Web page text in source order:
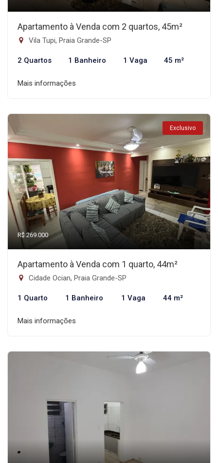
Apartamento à Venda com 2 quartos, 45m²
Vila Tupi, Praia Grande-SP
2 Quartos 1 Banheiro 1 Vaga 45 m²
Mais informações
Exclusivo
R$ 269.000
Apartamento à Venda com 1 quarto, 44m²
Cidade Ocian, Praia Grande-SP
1 Quarto 1 Banheiro 1 Vaga 44 m²
Mais informações